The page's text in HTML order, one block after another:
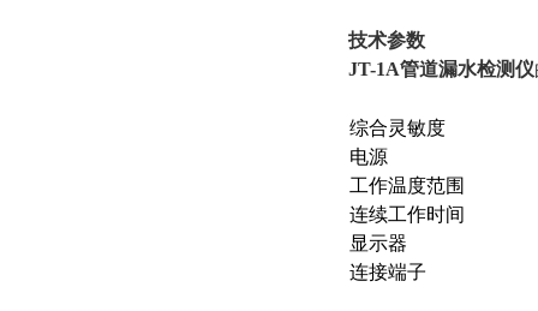
技术参数
JT-1A管道漏水检测仪
综合灵敏度
电源
工作温度范围
连续工作时间
显示器
连接端子